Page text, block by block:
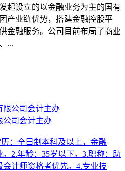
起设立的以金融业务为主的国有
产业链优势，搭建金融控股平
金融服务。公司目前布局了商业
...
公司会计主办
：全日制本科及以上，金融
2.年龄：35岁以下。3.职称：助
计师资格者优先。4.专业技